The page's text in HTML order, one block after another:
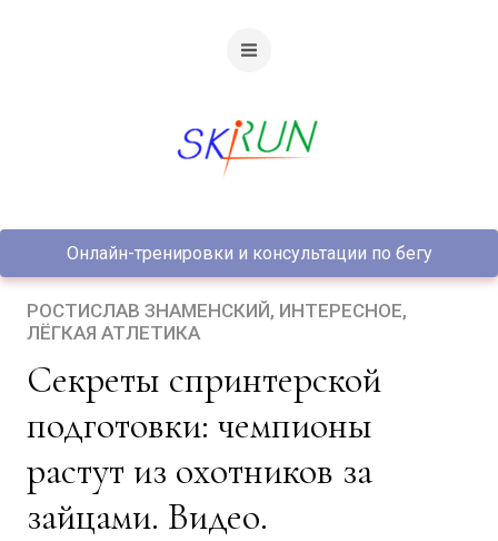
Онлайн-тренировки и консультации по бегу
РОСТИСЛАВ ЗНАМЕНСКИЙ ИНТЕРЕСНОЕ
ЛЁГКАЯ АТЛЕТИКА
Секреты спринтерской
подготовки: чемпионы
растут из охотников за
зайцами. Видео.